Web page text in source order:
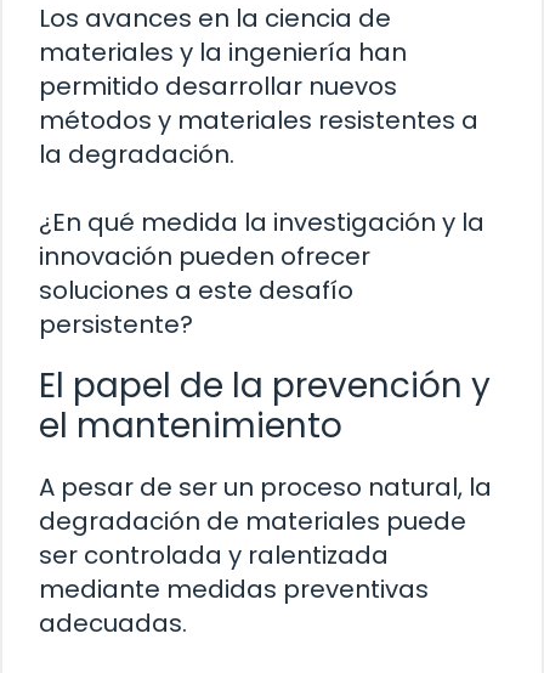
Los avances en la ciencia de
materiales y la ingeniería han
permitido desarrollar nuevos
métodos y materiales resistentes a
la degradación.
¿En qué medida la investigación y la
innovación pueden ofrecer
soluciones a este desafío
persistente?
El papel de la prevención y
el mantenimiento
A pesar de ser un proceso natural, la
degradación de materiales puede
ser controlada y ralentizada
mediante medidas preventivas
adecuadas.